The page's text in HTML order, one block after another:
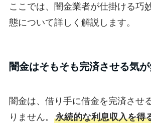
ここでは、闇金業者が仕掛ける巧
態について詳しく解説します。
闇金はそもそも完済させる気
闇金は、借り手に借金を完済させ
りません。 永続的な利息収入を得